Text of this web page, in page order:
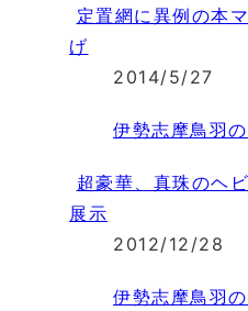
定置網に異例の本
げ
2014/5/27
伊勢志摩鳥羽
超豪華、真珠のヘ
展示
2012/12/28
伊勢志摩鳥羽